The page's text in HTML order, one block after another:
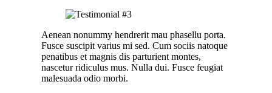
Aenean nonummy hendrerit mau phasellu porta.
Fusce suscipit varius mi sed. Cum sociis natoque
penatibus et magnis dis parturient montes,
nascetur ridiculus mus. Nulla dui. Fusce feugiat
malesuada odio morbi.